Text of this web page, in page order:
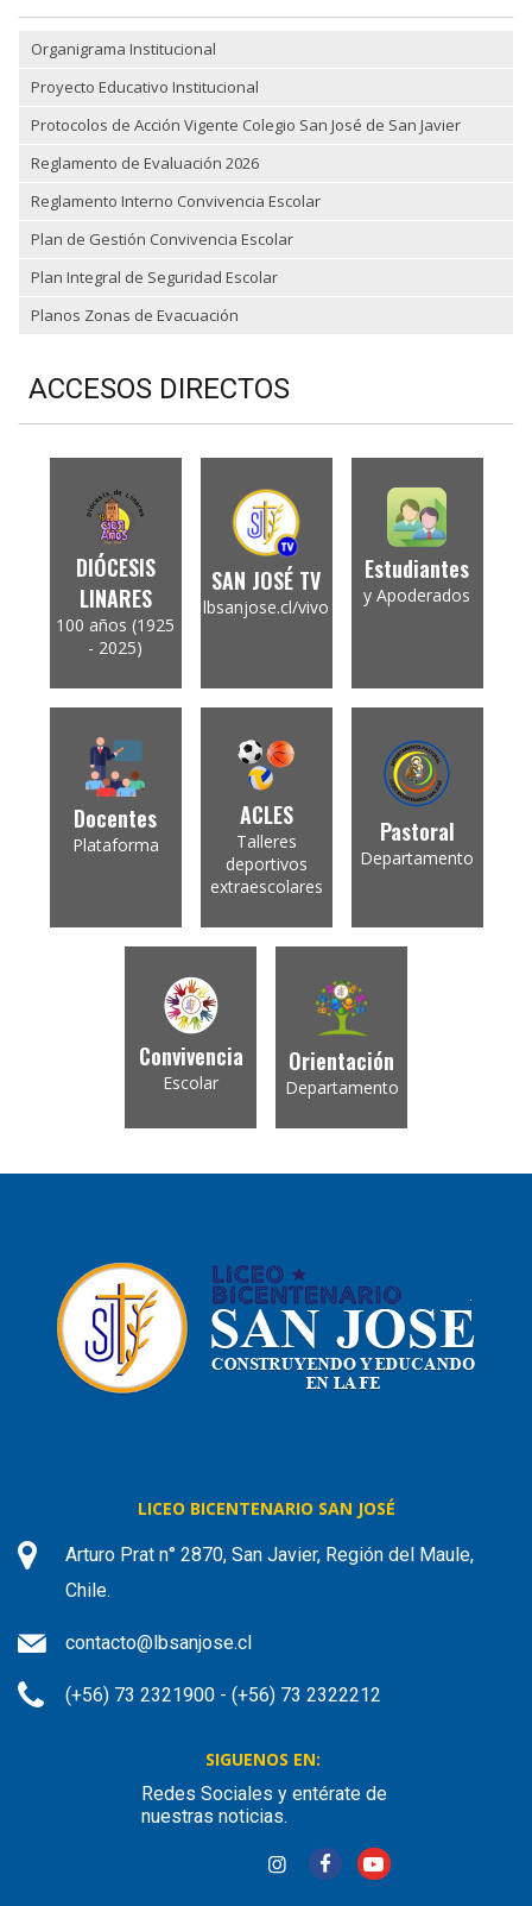
Organigrama Institucional
Proyecto Educativo Institucional
Protocolos de Acción Vigente Colegio San José de San Javier
Reglamento de Evaluación 2026
Reglamento Interno Convivencia Escolar
Plan de Gestión Convivencia Escolar
Plan Integral de Seguridad Escolar
Planos Zonas de Evacuación
ACCESOS DIRECTOS
DIÓCESIS
LINARES
100 años (1925
- 2025)
SAN JOSÉ TV
lbsanjose.cl/vivo
Estudiantes
y Apoderados
Docentes
Plataforma
ACLES
Talleres
deportivos
extraescolares
Pastoral
Departamento
Convivencia
Escolar
Orientación
Departamento
LICEO BICENTENARIO SAN JOSÉ
Arturo Prat n° 2870, San Javier, Región del Maule,
Chile.
contacto@lbsanjose.cl
(+56) 73 2321900 - (+56) 73 2322212
SIGUENOS EN:
Redes Sociales y entérate de
nuestras noticias.